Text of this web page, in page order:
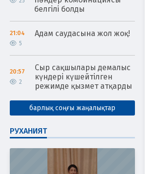
белгілі болды
21:04
5
Адам саудасына жол жоқ!
20:57
2
Сыр сақшылары демалыс
күндері күшейтілген
режимде қызмет атқарды
барлық соңғы жаңалықтар
РУХАНИЯТ